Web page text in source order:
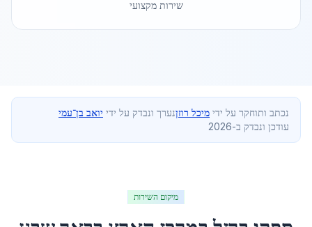
שירות מקצועי
נכתב ותוחקר על ידי מיכל רוזןנערך ונבדק על ידי יואב בן־עמי
עודכן ונבדק ב-2026
מיקום השירות